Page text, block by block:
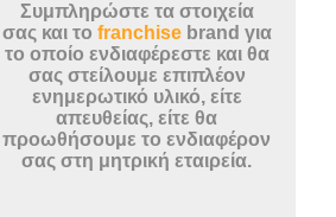
Συμπληρώστε τα στοιχεία
σας και το franchisebrand για
το οποίο ενδιαφέρεστε και θα
σας στείλουμε επιπλέον
ενημερωτικό υλικό, είτε
απευθείας, είτε θα
προωθήσουμε το ενδιαφέρον
σας στη μητρική εταιρεία.